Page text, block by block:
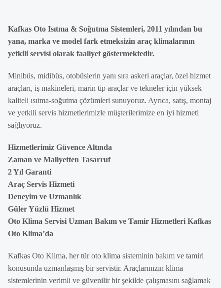
Kafkas Oto Isıtma & Soğutma Sistemleri, 2011 yılından bu
yana, marka ve model fark etmeksizin araç klimalarının
yetkili servisi olarak faaliyet göstermektedir.
Minibüs, midibüs, otobüslerin yanı sıra askeri araçlar, özel hizmet
araçları, iş makineleri, marin tip araçlar ve tekneler için yüksek
kaliteli ısıtma-soğutma çözümleri sunuyoruz. Ayrıca, satış, montaj
ve yetkili servis hizmetlerimizle müşterilerimize en iyi hizmeti
sağlıyoruz.
Hizmetlerimiz Güvence Altında
Zaman ve Maliyetten Tasarruf
2 Yıl Garanti
Araç Servis Hizmeti
Deneyim ve Uzmanlık
Güler Yüzlü Hizmet
Oto Klima Servisi Uzman Bakım ve Tamir Hizmetleri Kafkas
Oto Klima’da
Kafkas Oto Klima, her tür oto klima sisteminin bakım ve tamiri
konusunda uzmanlaşmış bir servistir. Araçlarınızın klima
sistemlerinin verimli ve güvenilir bir şekilde çalışmasını sağlamak